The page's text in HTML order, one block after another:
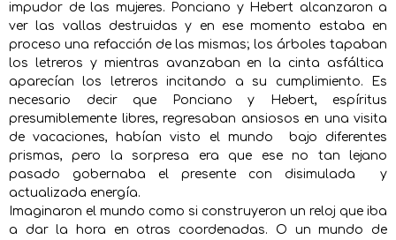
impudor de las mujeres. Ponciano y Hebert alcanzaron a
ver las vallas destruidas y en ese momento estaba en
proceso una refacción de las mismas; los árboles tapaban
los letreros y mientras avanzaban en la cinta asfáltica
aparecían los letreros incitando a su cumplimiento. Es
necesario decir que Ponciano y Hebert, espíritus
presumiblemente libres, regresaban ansiosos en una visita
de vacaciones, habían visto el mundo bajo diferentes
prismas, pero la sorpresa era que ese no tan lejano
pasado gobernaba el presente con disimulada y
actualizada energía.
Imaginaron el mundo como si construyeron un reloj que iba
a dar la hora en otras coordenadas. O un mundo de